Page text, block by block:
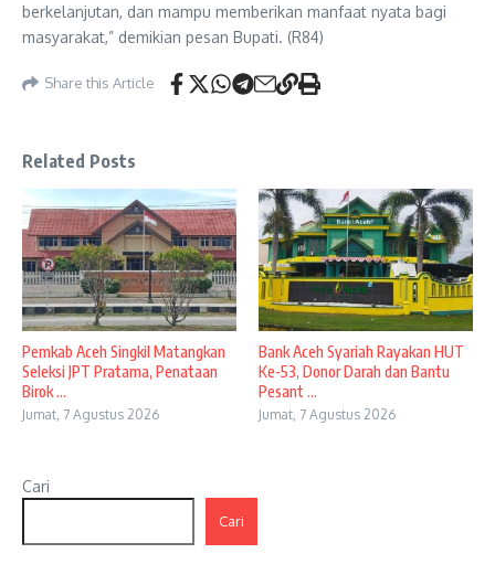
berkelanjutan, dan mampu memberikan manfaat nyata bagi
masyarakat,” demikian pesan Bupati. (R84)
Share this Article
Related Posts
Pemkab Aceh Singkil Matangkan
Seleksi JPT Pratama, Penataan
Birok ...
Jumat, 7 Agustus 2026
Bank Aceh Syariah Rayakan HUT
Ke-53, Donor Darah dan Bantu
Pesant ...
Jumat, 7 Agustus 2026
Cari
Cari